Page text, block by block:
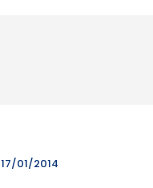
17/01/2014